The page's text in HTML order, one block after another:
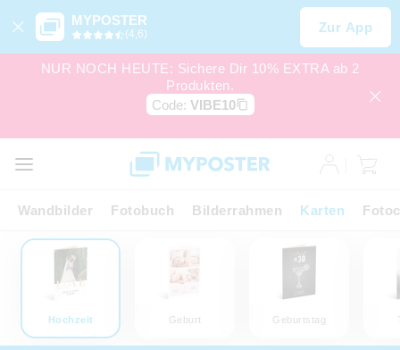
MYPOSTER
(4,6) Zur App
NUR NOCH HEUTE: Sichere Dir 10% EXTRA ab 2
Produkten.
Code: VIBE10
Wandbilder Fotobuch Bilderrahmen Karten
Hochzeit Geburt Geburtstag